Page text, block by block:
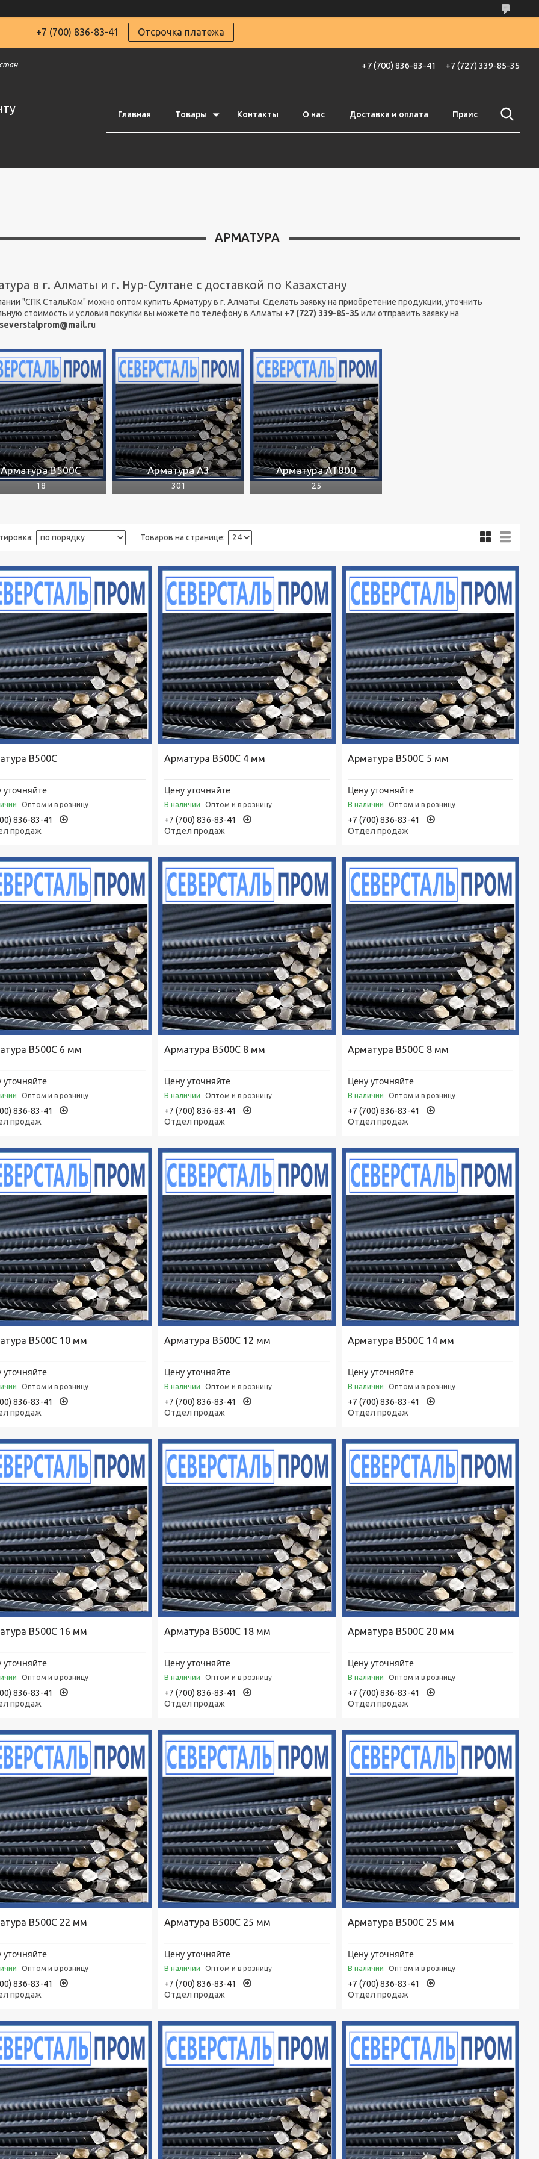
+7 (700) 836-83-41 Отсрочка платежа
+7 (700) 836-83-41 +7 (727) 339-85-35
Главная Товары Контакты О нас Доставка и оплата Праис
АРМАТУРА
в г. Алматы и г. Нур-Султане с доставкой по Казахстану
"СПК СтальКом" можно оптом купить Арматуру в г. Алматы. Сделать заявку на приобретение продукции, уточнить
стоимость и условия покупки вы можете по телефону в Алматы +7 (727) 339-85-35 или отправить заявку на
severstalprom@mail.ru
Арматура В500С
18
Арматура А3
301
Арматура АТ800
25
В500С
уточняйте
Оптом и в розницу
836-83-41
продаж
Арматура В500С 4 мм
Цену уточняйте
В наличии Оптом и в розницу
+7 (700) 836-83-41
Отдел продаж
Арматура В500С 5 мм
Цену уточняйте
В наличии Оптом и в розницу
+7 (700) 836-83-41
Отдел продаж
В500С 6 мм
уточняйте
Оптом и в розницу
836-83-41
продаж
Арматура В500С 8 мм
Цену уточняйте
В наличии Оптом и в розницу
+7 (700) 836-83-41
Отдел продаж
Арматура В500С 8 мм
Цену уточняйте
В наличии Оптом и в розницу
+7 (700) 836-83-41
Отдел продаж
В500С 10 мм
уточняйте
Оптом и в розницу
836-83-41
продаж
Арматура В500С 12 мм
Цену уточняйте
В наличии Оптом и в розницу
+7 (700) 836-83-41
Отдел продаж
Арматура В500С 14 мм
Цену уточняйте
В наличии Оптом и в розницу
+7 (700) 836-83-41
Отдел продаж
В500С 16 мм
уточняйте
Оптом и в розницу
836-83-41
продаж
Арматура В500С 18 мм
Цену уточняйте
В наличии Оптом и в розницу
+7 (700) 836-83-41
Отдел продаж
Арматура В500С 20 мм
Цену уточняйте
В наличии Оптом и в розницу
+7 (700) 836-83-41
Отдел продаж
В500С 22 мм
уточняйте
Оптом и в розницу
836-83-41
продаж
Арматура В500С 25 мм
Цену уточняйте
В наличии Оптом и в розницу
+7 (700) 836-83-41
Отдел продаж
Арматура В500С 25 мм
Цену уточняйте
В наличии Оптом и в розницу
+7 (700) 836-83-41
Отдел продаж